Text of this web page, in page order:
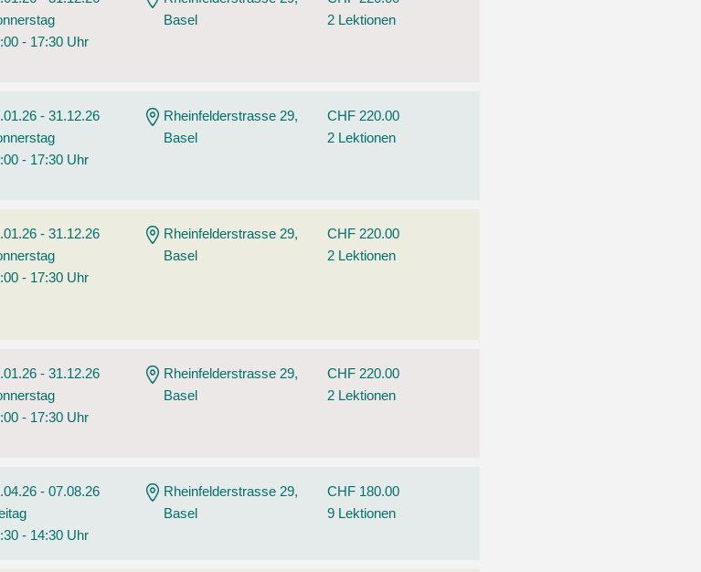
- 17:30 Uhr
Basel
2 Lektionen
- 31.12.26
- 17:30 Uhr
Rheinfelderstrasse 29,
Basel
CHF 220.00
2 Lektionen
- 31.12.26
- 17:30 Uhr
Rheinfelderstrasse 29,
Basel
CHF 220.00
2 Lektionen
- 31.12.26
- 17:30 Uhr
Rheinfelderstrasse 29,
Basel
CHF 220.00
2 Lektionen
- 07.08.26
- 14:30 Uhr
Rheinfelderstrasse 29,
Basel
CHF 180.00
9 Lektionen